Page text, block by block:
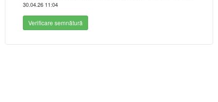
30.04.26 11:04
Verificare semnătură